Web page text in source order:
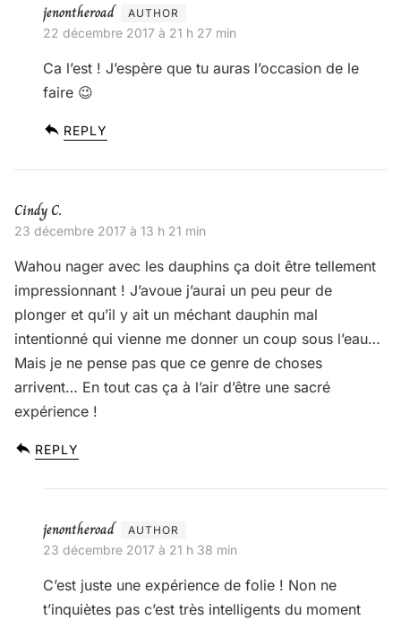
jenontheroad
22 décembre 2017 à 21 h 27 min
Ca l’est ! J’espère que tu auras l’occasion de le
faire 😉
REPLY
Cindy C.
23 décembre 2017 à 13 h 21 min
Wahou nager avec les dauphins ça doit être tellement
impressionnant ! J’avoue j’aurai un peu peur de
plonger et qu’il y ait un méchant dauphin mal
intentionné qui vienne me donner un coup sous l’eau…
Mais je ne pense pas que ce genre de choses
arrivent… En tout cas ça à l’air d’être une sacré
expérience !
REPLY
jenontheroad
23 décembre 2017 à 21 h 38 min
C’est juste une expérience de folie ! Non ne
t’inquiètes pas c’est très intelligents du moment